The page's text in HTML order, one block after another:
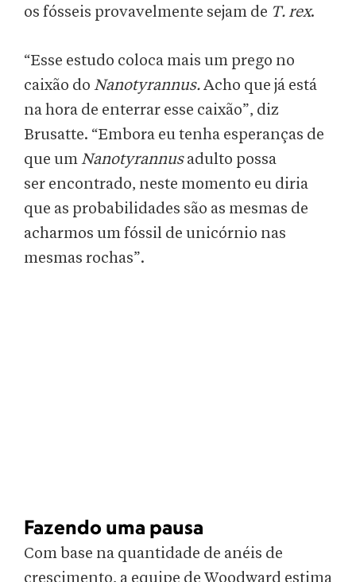
os fósseis provavelmente sejam de T. rex.
“Esse estudo coloca mais um prego no
caixão do Nanotyrannus.Acho que já está
na hora de enterrar esse caixão”, diz
Brusatte. “Embora eu tenha esperanças de
que umNanotyrannusadulto possa
ser encontrado, neste momento eu diria
que as probabilidades são as mesmas de
acharmos um fóssil de unicórnio nas
mesmas rochas”.
Fazendo uma pausa
Com base na quantidade de anéis de
crescimento, a equipe de Woodward estima